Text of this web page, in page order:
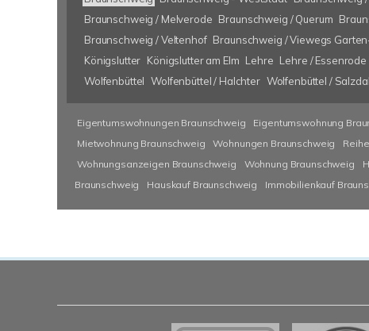
Braunschweig / Melverode Braunschweig / Querum
Braunschweig / Veltenhof Braunschweig / Viewegs
Königslutter Königslutter am Elm Lehre Lehre / Essenrode
Wolfenbüttel Wolfenbüttel / Halchter Wolfenbüttel /
Eigentumswohnungen Braunschweig Eigentumswohnung
Mietwohnung Braunschweig
Wohnungen Braunschweig
Wohnungsanzeigen Braunschweig
Wohnung Braunschweig
Braunschweig
Hauskauf Braunschweig Immobilienkauf